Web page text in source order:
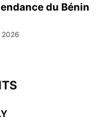
du Bénin
2026